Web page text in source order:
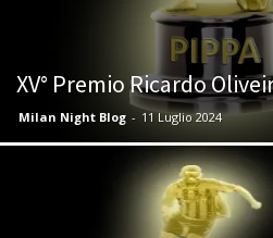
XV° Premio Ricardo
Milan Night Blog - 11 Luglio 2024